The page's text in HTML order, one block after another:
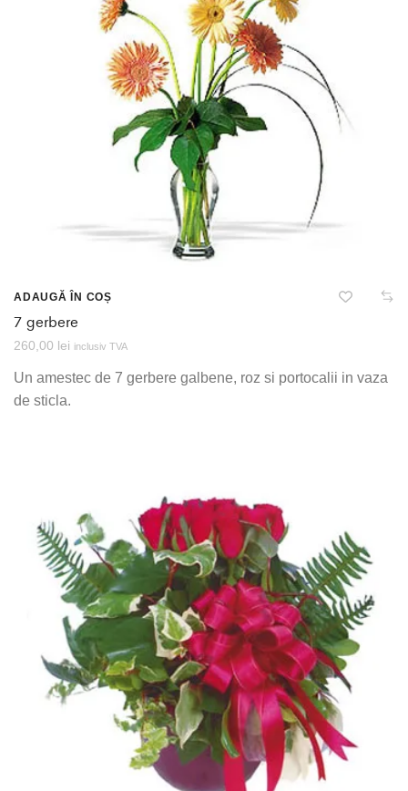
ADAUGĂ ÎN COȘ
7 gerbere
260,00 lei inclusiv TVA
Un amestec de 7 gerbere galbene, roz si portocalii in vaza
de sticla.